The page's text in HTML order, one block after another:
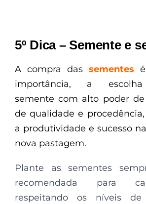
5º Dica – Semente e
A compra das sementes
importância, a
semente com alto poder de
de qualidade e
a produtividade e sucesso
nova pastagem.
Plante as sementes
recomendada para
respeitando os níveis